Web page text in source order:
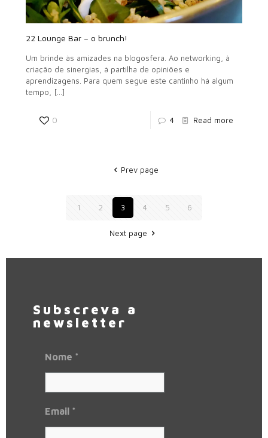
22 Lounge Bar – o brunch!
Um brinde às amizades na blogosfera. Ao networking, à
criação de sinergias, à partilha de opiniões e
aprendizagens. Para quem segue este cantinho há algum
tempo, […]
0 4 Read more
Prev page
1 2 3 4 5 6
Next page
Subscreva a
newsletter
Nome *
Email *